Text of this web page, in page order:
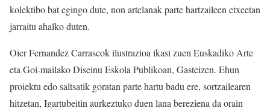
kolektibo bat egingo dute, non artelanak parte hartzaileen etxeetan
jarraitu ahalko duten.
Oier Fernandez Carrascok ilustrazioa ikasi zuen Euskadiko Arte
eta Goi-mailako Diseinu Eskola Publikoan, Gasteizen. Ehun
proiektu edo saltsatik goratan parte hartu badu ere, sortzailearen
hitzetan, Igartubeitin aurkeztuko duen lana bereziena da orain